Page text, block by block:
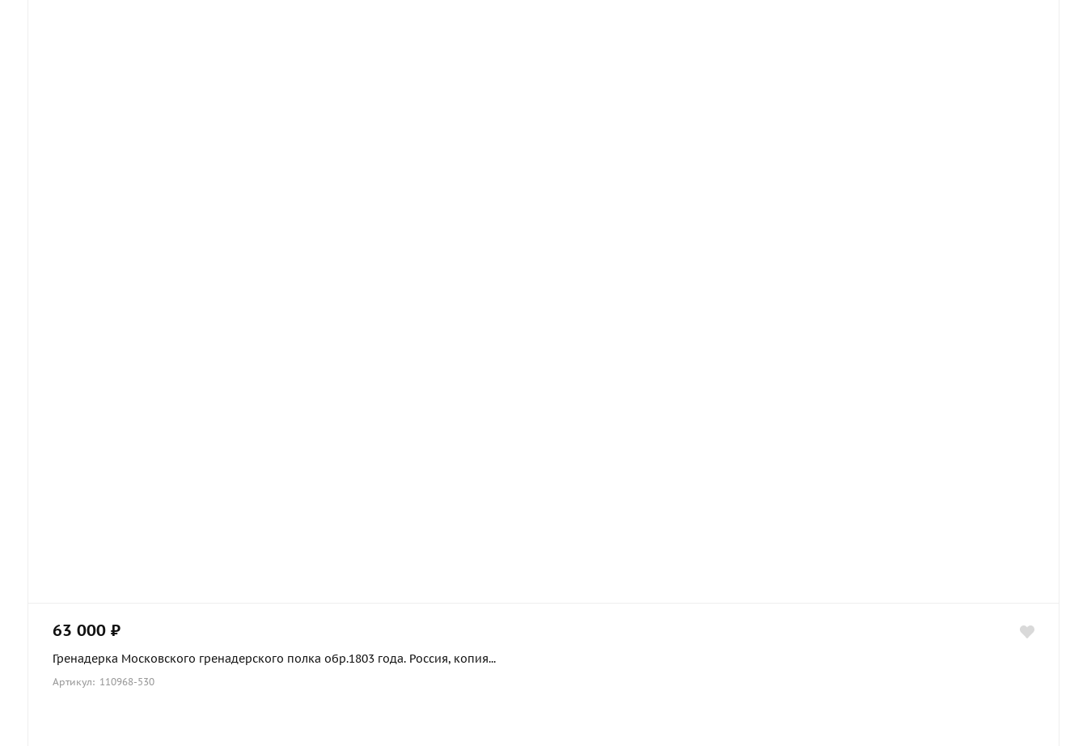
63 000 ₽
Гренадерка Московского гренадерского полка обр.1803 года. Россия, копия...
Артикул: 110968-530